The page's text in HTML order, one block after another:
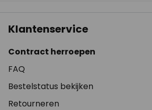
Klantenservice
Contract herroepen
FAQ
Bestelstatus bekijken
Retourneren